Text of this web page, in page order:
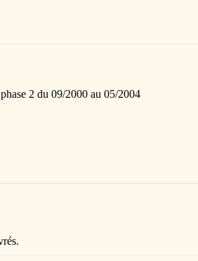
2 du 09/2000 au 05/2004